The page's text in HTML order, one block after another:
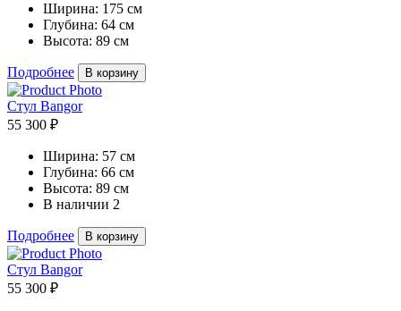
Ширина: 175 см
Глубина: 64 см
Высота: 89 см
Подробнее В корзину
Стул Bangor
55 300 ₽
Ширина: 57 см
Глубина: 66 см
Высота: 89 см
В наличии 2
Подробнее В корзину
Стул Bangor
55 300 ₽